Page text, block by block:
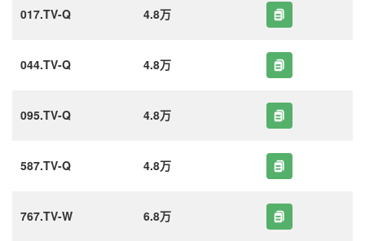
017.TV-Q 4.8万
044.TV-Q 4.8万
095.TV-Q 4.8万
587.TV-Q 4.8万
767.TV-W 6.8万